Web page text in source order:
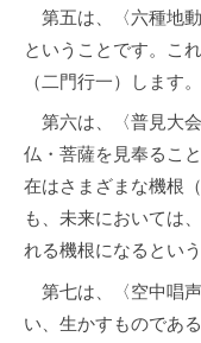
nori2u@ryf.jp
第五は、〈六種地
ということです。こ
（二門行一）します。
第六は、〈普見大
仏・菩薩を見奉るこ
在はさまざまな機根
も、未来においては
れる機根になるとい
第七は、〈空中唱
い、生かすものであ